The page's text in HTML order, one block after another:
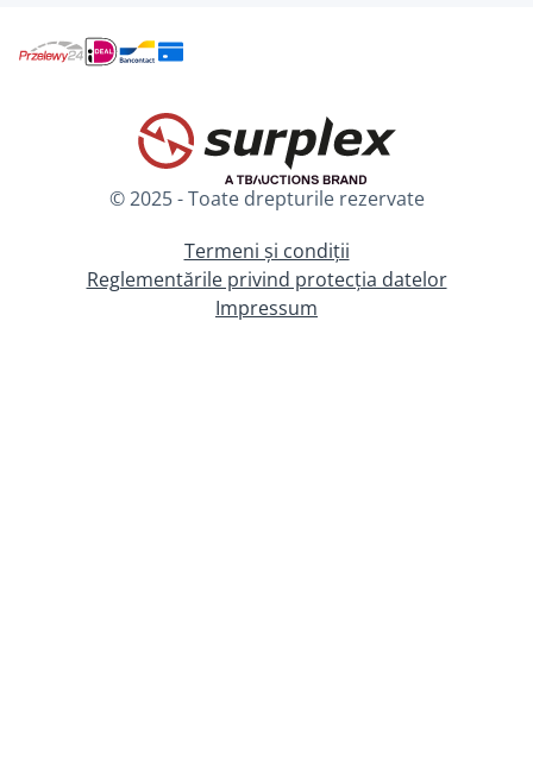
© 2025 - Toate drepturile rezervate
Termeni și condiții
Reglementările privind protecția datelor
Impressum